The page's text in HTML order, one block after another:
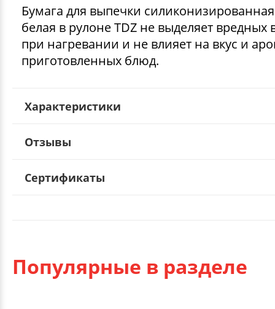
Бумага для выпечки
белая в рулоне TDZ не выделяет вредных
при нагревании и не влияет на вкус и
приготовленных блюд.
Характеристики
Отзывы
Сертификаты
Популярные в разделе